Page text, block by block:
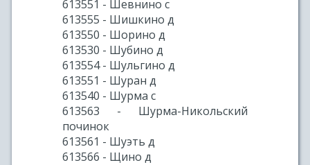
613551 - Шевнино с
613555 - Шишкино д
613550 - Шорино д
613530 - Шубино д
613554 - Шульгино д
613551 - Шуран д
613540 - Шурма с
613563 - Шурма-Никольский
починок
613561 - Шуэть д
613566 - Щино д